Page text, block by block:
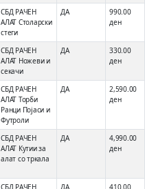
СБД РАЧЕН
АЛАТ Столарски
стеги
ДА
990.00
ден
СБД РАЧЕН
АЛАТ Ножеви и
секачи
ДА
330.00
ден
СБД РАЧЕН
АЛАТ Торби
Ранци Појаси и
Футроли
ДА
2,590.00
ден
СБД РАЧЕН
АЛАТ Кутии за
алат со тркала
ДА
4,990.00
ден
СБД РАЧЕН
ДА
410.00